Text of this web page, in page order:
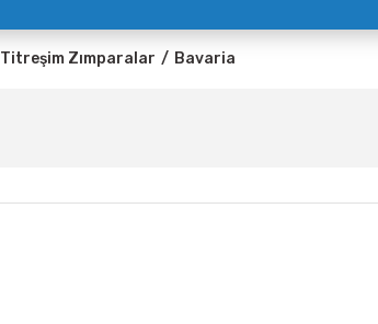
Titreşim Zımparalar Bavaria